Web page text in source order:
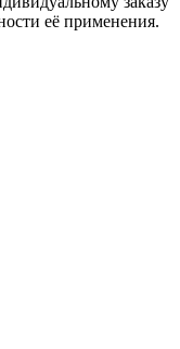
её применения.